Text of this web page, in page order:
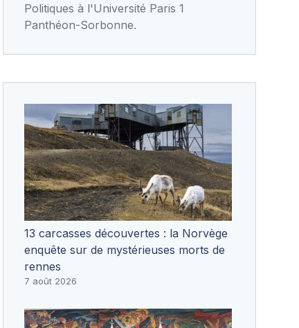
Politiques à l'Université Paris 1
Panthéon-Sorbonne.
13 carcasses découvertes : la Norvège
enquête sur de mystérieuses morts de
rennes
7 août 2026